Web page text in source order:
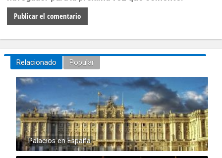
Relacionado Popular
Palacios en España